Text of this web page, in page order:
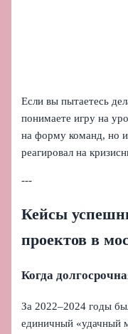
Если вы пытаетесь
понимаете игру на
на форму команд, но и
реагировал на
---
Кейсы
проектов в
Когда
За 2022–2024 годы
единичный «удачный